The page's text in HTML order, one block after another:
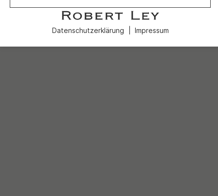
Datenschutzerklärung Impressum